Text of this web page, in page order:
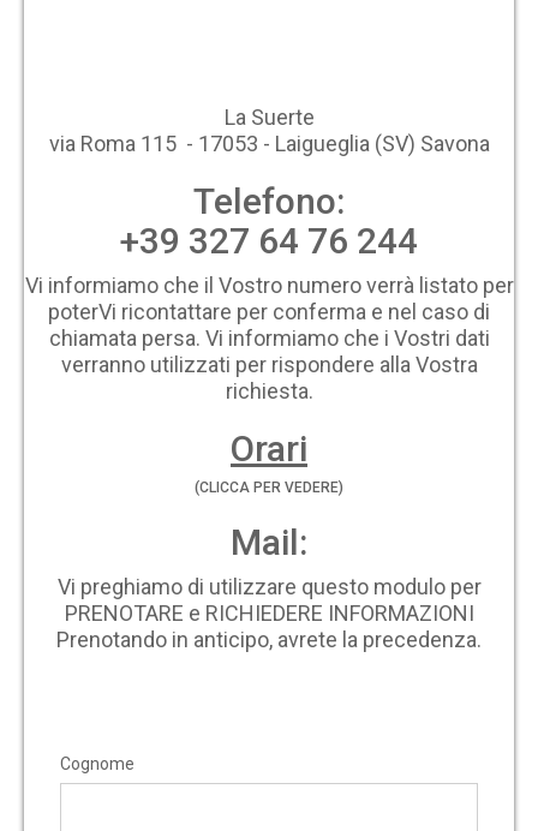
La Suerte
via Roma 115 - 17053 - Laigueglia (SV) Savona
Telefono:
+39 327 64 76 244
Vi informiamo che il Vostro numero verrà listato per
poterVi ricontattare per conferma e nel caso di
chiamata persa. Vi informiamo che i Vostri dati
verranno utilizzati per rispondere alla Vostra
richiesta.
Orari
(CLICCA PER VEDERE)
Mail:
Vi preghiamo di utilizzare questo modulo per
PRENOTARE e RICHIEDERE INFORMAZIONI
Prenotando in anticipo, avrete la precedenza.
Cognome